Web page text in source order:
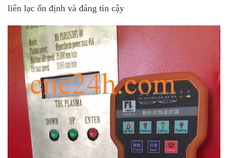
liên lạc ổn định và đáng tin cậy